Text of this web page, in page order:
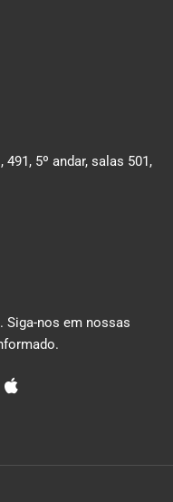
5º andar, salas 501,
Siga-nos em nossas